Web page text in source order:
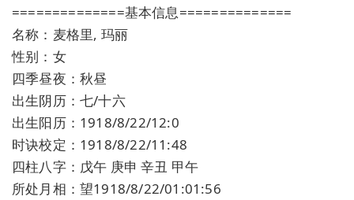
==============基本信息==============
名称：麦格里, 玛丽
性别：女
四季昼夜：秋昼
出生阴历：七/十六
出生阳历：1918/8/22/12:0
时诀校定：1918/8/22/11:48
四柱八字：戊午 庚申 辛丑 甲午
所处月相：望1918/8/22/01:01:56